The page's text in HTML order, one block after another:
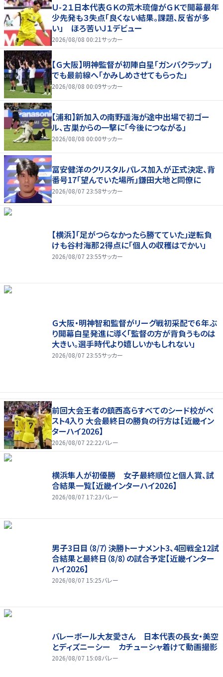
Ｕ-２１日本代表ＧＫの荒木琉偉がＧＫで開幕最年
少先発も３失点「良くない結果。課題、反省が多
い」 ほろ苦いＪ１デビュー
2026/08/08 00:21サッカー
【Ｇ大阪】明神監督が初陣白星「ガンバクラップ」
でも最前線へ「かみしめさせてもらった」
2026/08/08 00:09サッカー
【浦和】新加入の南野遥海が途中出場で初ゴー
ル、古巣からの一撃に「今後につながる」
2026/08/08 00:00サッカー
冨安健洋のクリスタルパレス加入が正式決定、背
番号17「望んでいた場所」鎌田大地と同僚に
2026/08/07 23:58サッカー
【横浜】「足がつらなかったら勝てていた」逆転負
けも谷村海那２得点に「個人の収穫はでかい」
2026/08/07 23:55サッカー
Ｇ大阪・明神智和監督がリーグ戦初采配で６年ぶ
り開幕白星発進に導く「監督の方が背負うものは
大きい。選手時代より嬉しいかもしれない」
2026/08/07 23:55サッカー
前回大会王者の鎮西高らすべてのシード校がベ
スト4入り 大会最終日の勝負の行方は【近畿イン
ターハイ2026】
2026/08/07 22:22バレー
横浜隼人が初優勝 女子最終順位と個人賞、試
合結果一覧【近畿インターハイ2026】
2026/08/07 17:23バレー
男子3日目（8/7）決勝トーナメント3、4回戦全12試
合結果と最終日（8/8）の試合予定【近畿インター
ハイ2026】
2026/08/07 15:25バレー
バレーボール大友愛さん 日本代表の長女・美空
とディズニーシー カチューシャ着けて動画撮影
2026/08/07 15:08バレー